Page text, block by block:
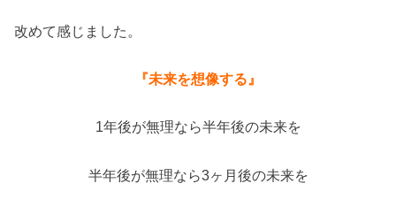
改めて感じました。
『未来を想像する』
1年後が無理なら半年後の未来を
半年後が無理なら3ヶ月後の未来を